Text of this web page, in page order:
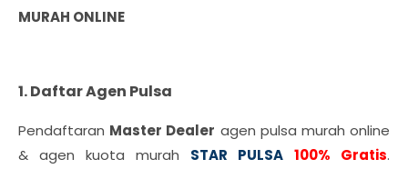
MURAH ONLINE
1. Daftar Agen Pulsa
Pendaftaran Master Dealer agen pulsa murah online
& agen kuota murah STAR PULSA 100% Gratis.